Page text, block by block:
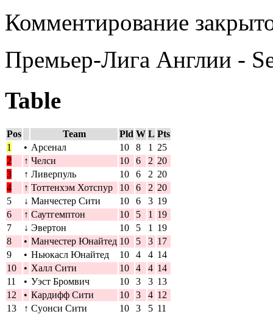
Комментирование
Премьер-Лига Англии -
Table
Pos Team Pld W L Pts
1
• Арсенал 10 8 1
25
2
↑ Челси 10 6 2 20
3
↑ Ливерпуль 10 6 2 20
4
↑ Тоттенхэм Хотспур 10 6 2 20
5
↓ Манчестер Сити 10 6 3 19
6
↑ Саутгемптон 10 5 1
19
7
↓ Эвертон 10 5 1
19
8
• Манчестер Юнайтед 10 5 3 17
9
• Ньюкасл Юнайтед 10 4 4 14
10
• Халл Сити 10 4 4 14
11
• Уэст Бромвич 10 3 3 13
12
• Кардифф Сити 10 3 4 12
13
↑ Суонси Сити 10 3 5 11